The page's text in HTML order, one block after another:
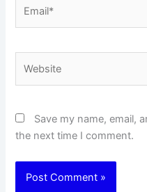
Save my name, email,
the next time I comment.